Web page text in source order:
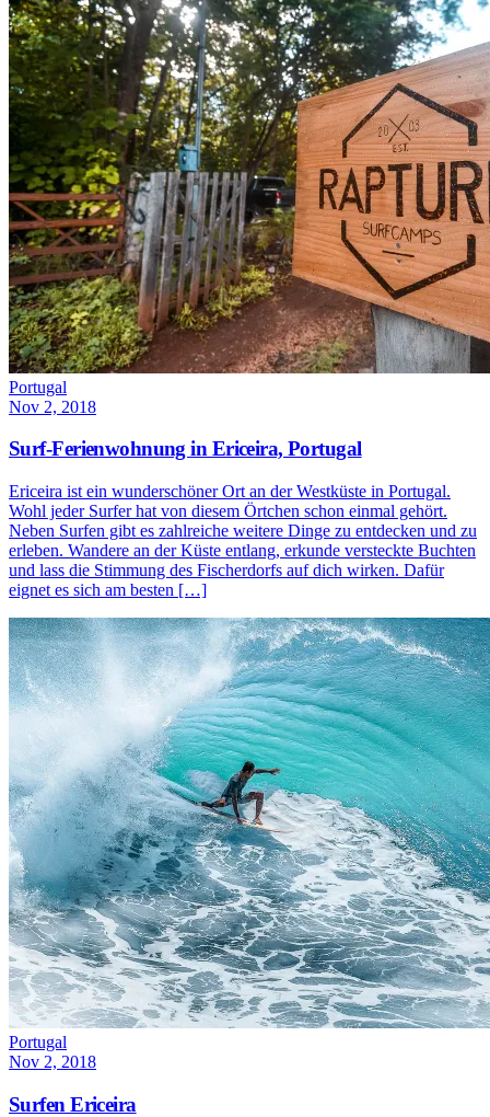
Portugal
Nov 2, 2018
Surf-Ferienwohnung in Ericeira, Portugal
Ericeira ist ein wunderschöner Ort an der Westküste in Portugal.
Wohl jeder Surfer hat von diesem Örtchen schon einmal gehört.
Neben Surfen gibt es zahlreiche weitere Dinge zu entdecken und zu
erleben. Wandere an der Küste entlang, erkunde versteckte Buchten
und lass die Stimmung des Fischerdorfs auf dich wirken. Dafür
eignet es sich am besten […]
Portugal
Nov 2, 2018
Surfen Ericeira